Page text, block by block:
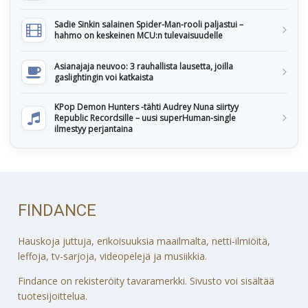
Sadie Sinkin salainen Spider-Man-rooli paljastui –
hahmo on keskeinen MCU:n tulevaisuudelle
Asianajaja neuvoo: 3 rauhallista lausetta, joilla
gaslightingin voi katkaista
KPop Demon Hunters -tähti Audrey Nuna siirtyy
Republic Recordsille – uusi superHuman-single
ilmestyy perjantaina
FINDANCE
Hauskoja juttuja, erikoisuuksia maailmalta, netti-ilmiöitä,
leffoja, tv-sarjoja, videopelejä ja musiikkia.
Findance on rekisteröity tavaramerkki. Sivusto voi sisältää
tuotesijoittelua.